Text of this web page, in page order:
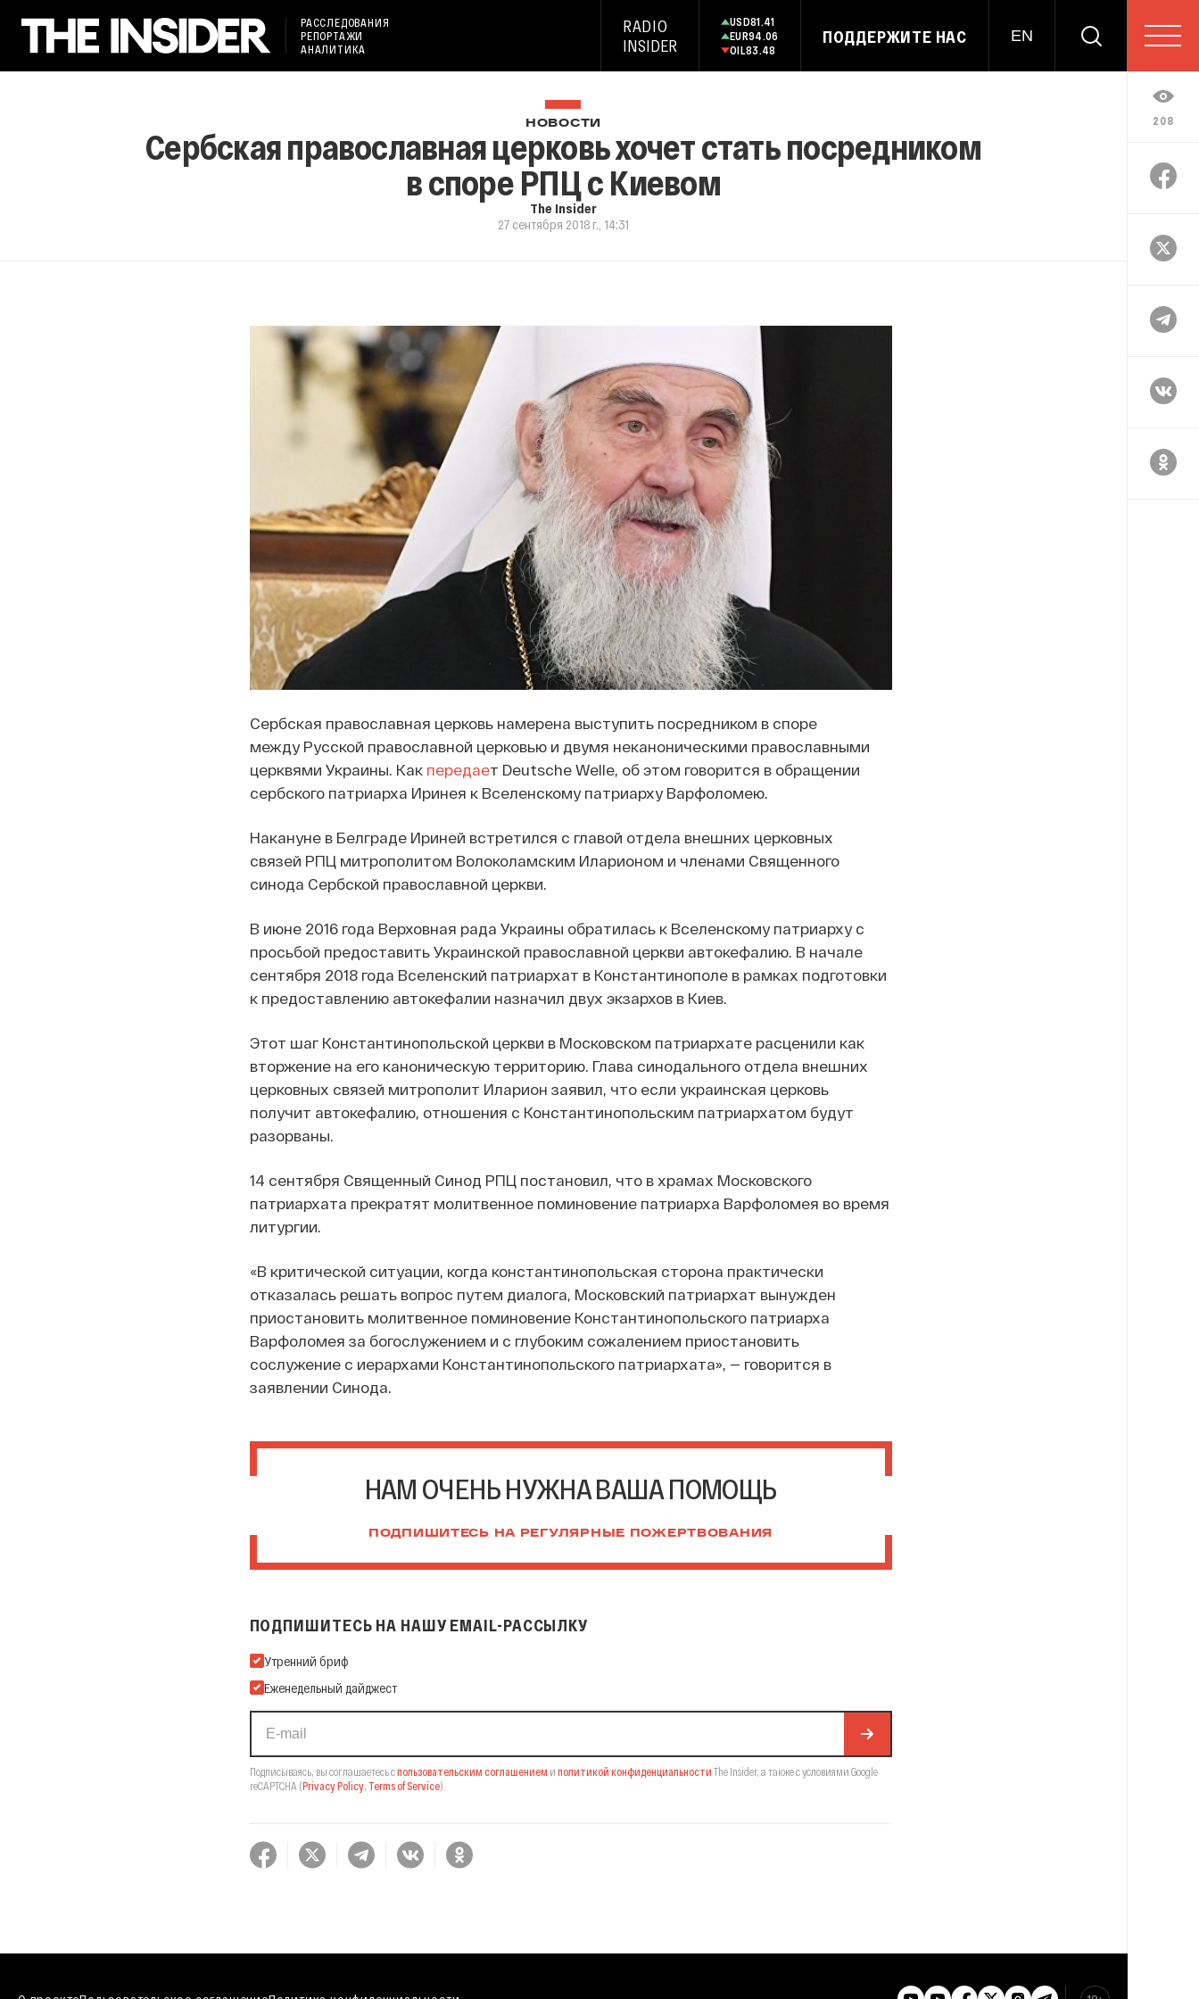
РАССЛЕДОВАНИЯ
РЕПОРТАЖИ
АНАЛИТИКА
RADIO
INSIDER
USD81.41
EUR94.06
OIL83.48
ПОДДЕРЖИТЕ НАС EN
208
НОВОСТИ
Сербская православная церковь хочет стать посредником
в споре РПЦ с Киевом
The Insider
27 сентября 2018 г., 14:31
Сербская православная церковь намерена выступить посредником в споре
между Русской православной церковью и двумя неканоническими православными
церквями Украины. Как передает Deutsche Welle, об этом говорится в обращении
сербского патриарха Иринея к Вселенскому патриарху Варфоломею.
Накануне в Белграде Ириней встретился с главой отдела внешних церковных
связей РПЦ митрополитом Волоколамским Иларионом и членами Священного
синода Сербской православной церкви.
В июне 2016 года Верховная рада Украины обратилась к Вселенскому патриарху с
просьбой предоставить Украинской православной церкви автокефалию. В начале
сентября 2018 года Вселенский патриархат в Константинополе в рамках подготовки
к предоставлению автокефалии назначил двух экзархов в Киев.
Этот шаг Константинопольской церкви в Московском патриархате расценили как
вторжение на его каноническую территорию. Глава синодального отдела внешних
церковных связей митрополит Иларион заявил, что если украинская церковь
получит автокефалию, отношения с Константинопольским патриархатом будут
разорваны.
14 сентября Священный Синод РПЦ постановил, что в храмах Московского
патриархата прекратят молитвенное поминовение патриарха Варфоломея во время
литургии.
«В критической ситуации, когда константинопольская сторона практически
отказалась решать вопрос путем диалога, Московский патриархат вынужден
приостановить молитвенное поминовение Константинопольского патриарха
Варфоломея за богослужением и с глубоким сожалением приостановить
сослужение с иерархами Константинопольского патриархата», — говорится в
заявлении Синода.
НАМ ОЧЕНЬ НУЖНА ВАША ПОМОЩЬ
ПОДПИШИТЕСЬ НА РЕГУЛЯРНЫЕ ПОЖЕРТВОВАНИЯ
ПОДПИШИТЕСЬ НА НАШУ EMAIL-РАССЫЛКУ
Подпишитесь на нашу Email-рассылку
Утренний бриф
Еженедельный дайджест
Подписываясь, вы соглашаетесь спользовательским соглашением и политикой конфиденциальности The Insider, а также с условиями Google
reCAPTCHA (Privacy Policy, Terms of Service).